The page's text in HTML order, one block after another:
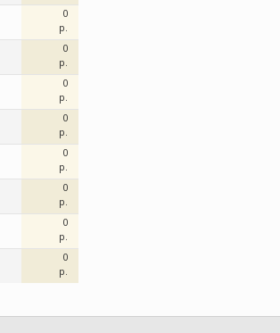
0
p.
0
p.
0
p.
0
p.
0
p.
0
p.
0
p.
0
p.